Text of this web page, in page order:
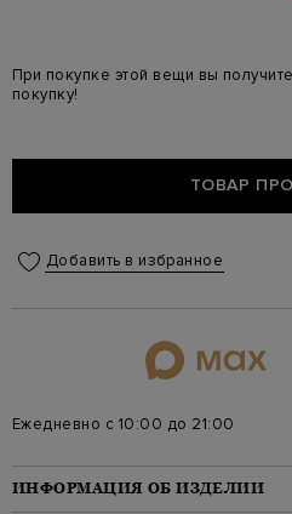
При покупке этой вещи вы
покупку!
ТОВАР
Добавить в избранное
Ежедневно с 10:00 до 21:00
ИНФОРМАЦИЯ ОБ ИЗДЕЛИИ